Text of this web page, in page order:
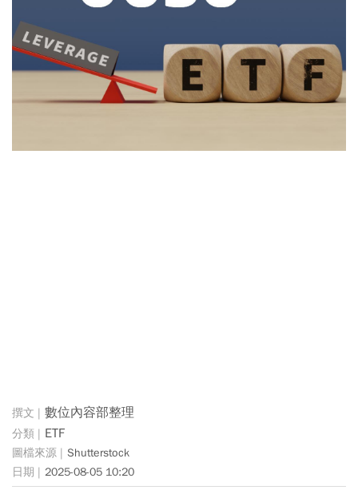
數位內容部整理
ETF
Shutterstock
2025-08-05 10:20